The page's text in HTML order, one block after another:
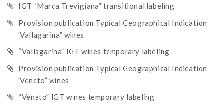
IGT “Marca Trevigiana” transitional labeling
Provision publication Typical Geographical Indication
“Vallagarina” wines
“Vallagarina” IGT wines temporary labeling
Provision publication Typical Geographical Indication
“Veneto” wines
“Veneto” IGT wines temporary labeling